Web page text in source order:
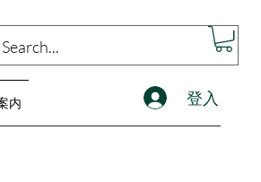
内 登入